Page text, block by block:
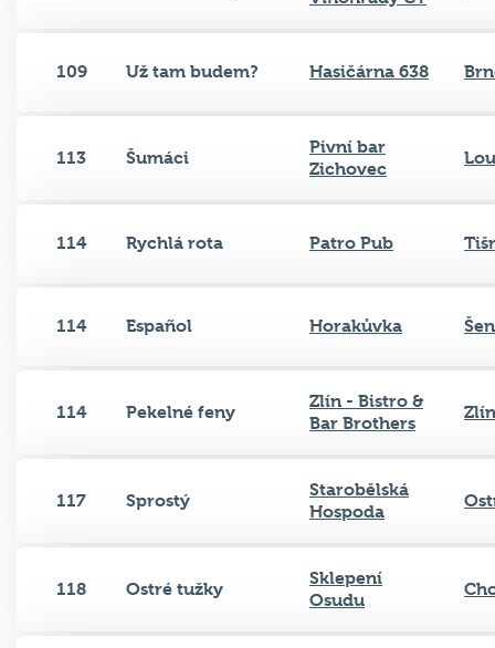
109 Už tam budem? Hasičárna 638
113 Šumáci
Pivní bar
Zichovec
114 Rychlá rota Patro Pub
114 Español Horakůvka
114 Pekelné feny
Zlín - Bistro &
Bar Brothers
Zlín
117 Sprostý
Starobělská
Hospoda
118 Ostré tužky
Sklepení
Osudu